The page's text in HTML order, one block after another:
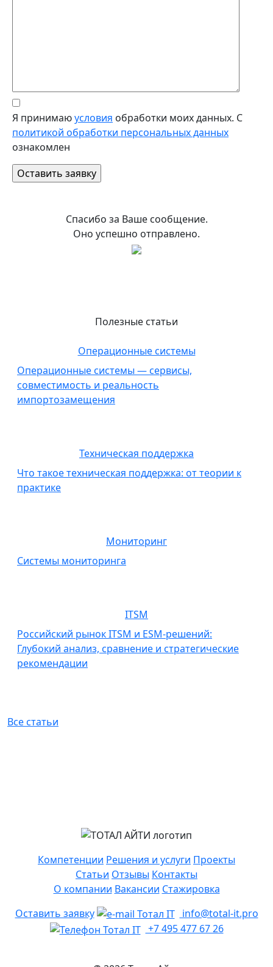
Я принимаюусловия обработки моих данных. С
политикой обработки персональных данных
ознакомлен
Спасибо за Ваше сообщение.
Оно успешно отправлено.
Полезные статьи
Операционные системы
Операционные системы — сервисы,
совместимость и реальность
импортозамещения
Техническая поддержка
Что такое техническая поддержка: от теории к
практике
Мониторинг
Системы мониторинга
ITSM
Российский рынок ITSM и ESM-решений:
Глубокий анализ, сравнение и стратегические
рекомендации
Все статьи
Компетенции Решения и услуги Проекты
Статьи Отзывы Контакты
О компании Вакансии Стажировка
Оставить заявку
info@total-it.pro
+7 495 477 67 26